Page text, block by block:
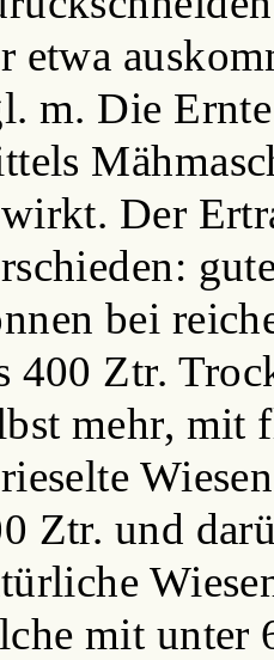
etwa
m. Die
Der
bei
400 Ztr.
mehr, mit
Ztr. und
mit unter